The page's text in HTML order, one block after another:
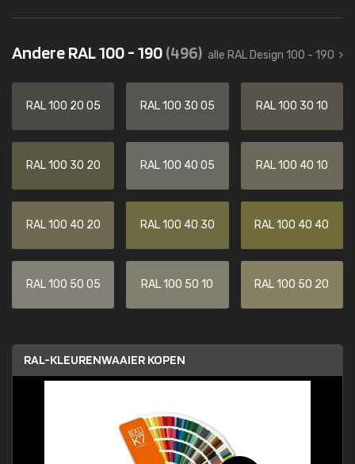
Andere RAL 100 - 190(496) alle RAL Design 100 - 190
RAL 100 20 05 RAL 100 30 05 RAL 100 30 10
RAL 100 30 20 RAL 100 40 05 RAL 100 40 10
RAL 100 40 20 RAL 100 40 30 RAL 100 40 40
RAL 100 50 05 RAL 100 50 10 RAL 100 50 20
RAL-KLEURENWAAIER KOPEN